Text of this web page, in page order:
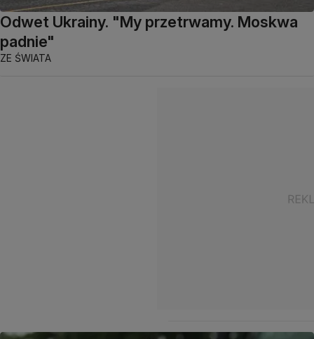
Odwet Ukrainy. "My przetrwamy. Moskwa
padnie"
ZE ŚWIATA